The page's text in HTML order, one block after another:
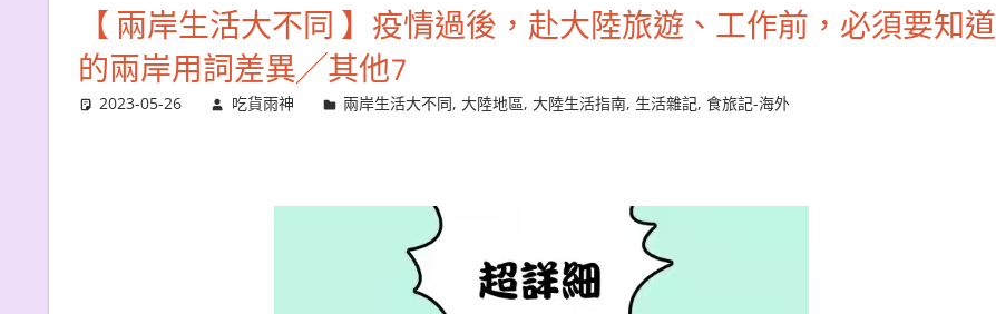
【 兩岸生活大不同 】疫情過後，赴大陸旅遊、工作前，必須要知道
的兩岸用詞差異╱其他7
2023-05-26 吃貨雨神 兩岸生活大不同,大陸地區,大陸生活指南, 生活雜記,食旅記-海外